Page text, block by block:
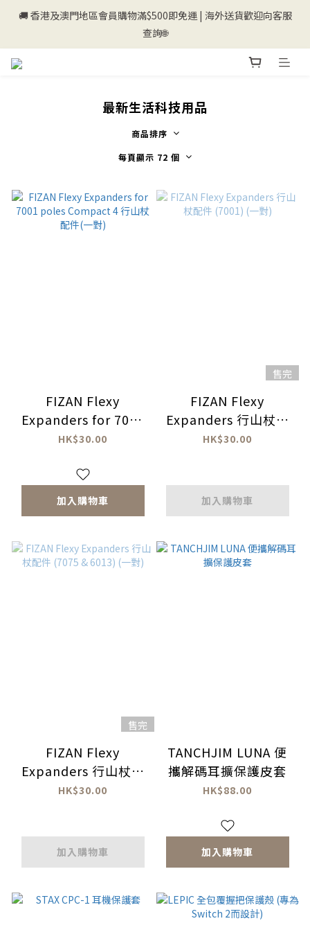
💰新登記會員即送50購物金💰
🚚 香港及澳門地區會員購物滿$500即免運 | 海外送貨歡迎向客服
查詢🌐
最新生活科技用品
商品排序
每頁顯示 72 個
FIZAN Flexy
Expanders for 7001
poles Compact 4 行
HK$30.00
加入購物車
售完
FIZAN Flexy
Expanders 行山杖配
件 (7001) (一對)
HK$30.00
加入購物車
售完
FIZAN Flexy
Expanders 行山杖配
件 (7075 & 6013) (一
HK$30.00
加入購物車
TANCHJIM LUNA 便
攜解碼耳擴保護皮套
HK$88.00
加入購物車